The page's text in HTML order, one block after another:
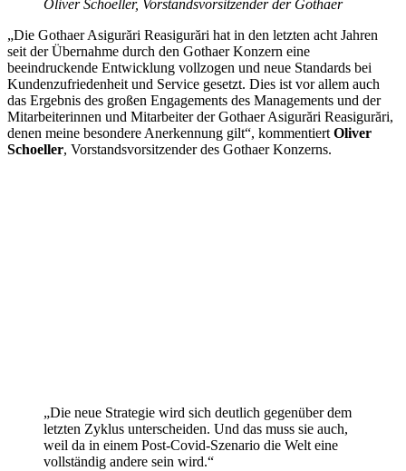
Oliver Schoeller, Vorstandsvorsitzender der Gothaer
„Die Gothaer Asigurări Reasigurări hat in den letzten acht Jahren
seit der Übernahme durch den Gothaer Konzern eine
beeindruckende Entwicklung vollzogen und neue Standards bei
Kundenzufriedenheit und Service gesetzt. Dies ist vor allem auch
das Ergebnis des großen Engagements des Managements und der
Mitarbeiterinnen und Mitarbeiter der Gothaer Asigurări Reasigurări,
denen meine besondere Anerkennung gilt“, kommentiertOliver
Schoeller, Vorstandsvorsitzender des Gothaer Konzerns.
„Die neue Strategie wird sich deutlich gegenüber dem
letzten Zyklus unterscheiden. Und das muss sie auch,
weil da in einem Post-Covid-Szenario die Welt eine
vollständig andere sein wird.“